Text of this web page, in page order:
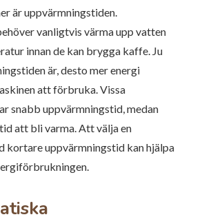
är uppvärmningstiden.
vanligtvis värma upp vatten
innan de kan brygga kaffe. Ju
är, desto mer energi
att förbruka. Vissa
snabb uppvärmningstid, medan
att bli varma. Att välja en
kortare uppvärmningstid kan hjälpa